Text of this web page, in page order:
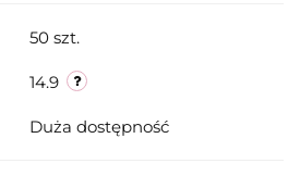
50 szt.
14.9
Duża dostępność